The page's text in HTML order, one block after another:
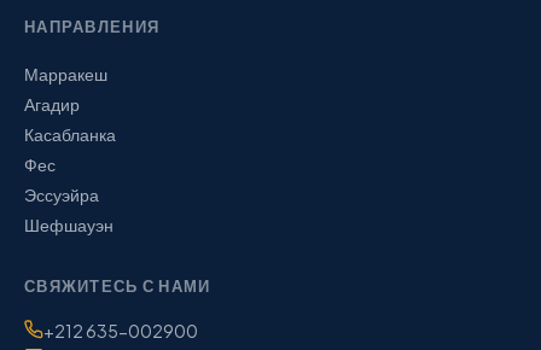
НАПРАВЛЕНИЯ
Марракеш
Агадир
Касабланка
Фес
Эссуэйра
Шефшауэн
СВЯЖИТЕСЬ С НАМИ
Телефон / WhatsApp:
+212 635-002900